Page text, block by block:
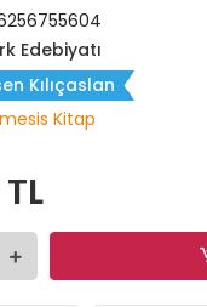
Edebiyatı
Kılıçaslan
Kitap